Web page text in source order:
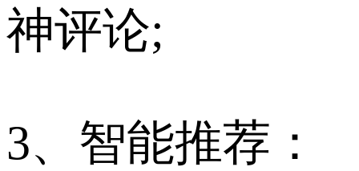
神评论;
3、智能推荐：